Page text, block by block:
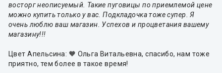
восторг неописуемый. Такие пуговицы по приемлемой цене
можно купить только у вас. Подкладочка тоже супер. Я
очень люблю ваш магазин. Успехов и процветания вашему
магазину!!!
Цвет Апельсина: 🧡 Ольга Витальевна, спасибо, нам тоже
приятно, тем более в такое время!